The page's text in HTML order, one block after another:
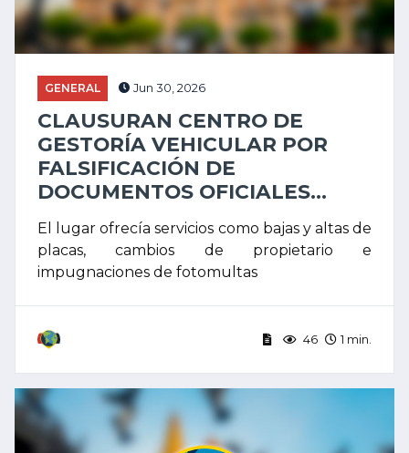
GENERAL Jun 30, 2026
CLAUSURAN CENTRO DE
GESTORÍA VEHICULAR POR
FALSIFICACIÓN DE
DOCUMENTOS OFICIALES...
El lugar ofrecía servicios como bajas y altas de
placas, cambios de propietario e
impugnaciones de fotomultas
46 1 min.